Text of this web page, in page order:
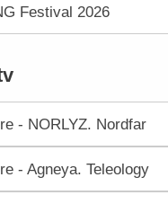
Festival 2026
- NORLYZ. Nordfar
- Agneya. Teleology